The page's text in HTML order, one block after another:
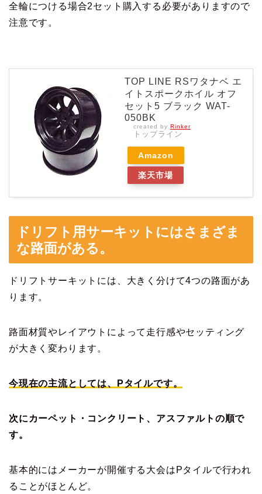
全輪につける場合2セット購入する必要がありますので
注意です。
TOP LINE RSワタナベ エ
イトスポークホイル オフ
セット5 ブラック WAT-
050BK
created by Rinker
トップライン
Amazon
楽天市場
ドリフト用サーキットにはさまざま
な路面がある。
ドリフトサーキットには、大きく分けて4つの路面があ
ります。
路面材質やレイアウトによって走行感やセッティング
が大きく変わります。
今現在の主流としては、Pタイルです。
次にカーペット・コンクリート、アスファルトの順で
す。
基本的にはメーカーが開催する大会はPタイルで行われ
ることがほとんど。